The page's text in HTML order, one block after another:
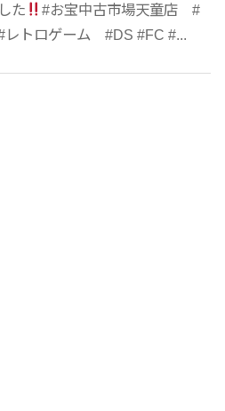
た
#お宝中古市場天童店 #
トロゲーム #DS #FC #...